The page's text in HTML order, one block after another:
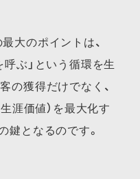
大のポイントは、
呼ぶ」という循環を生
の獲得だけでなく、
涯価値）を最大化す
鍵となるのです。